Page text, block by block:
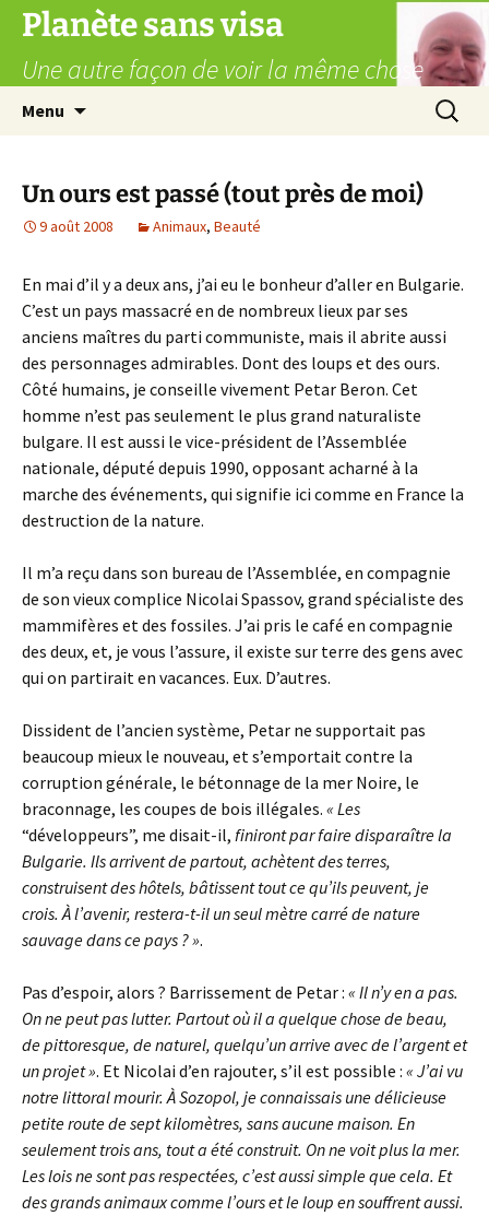
Aller
contenu
Planète sans visa
Une autre façon de voir la même chose
Menu
Un ours est passé (tout près de moi)
9 août 2008 Animaux, Beauté
En mai d’il y a deux ans, j’ai eu le bonheur d’aller en Bulgarie.
C’est un pays massacré en de nombreux lieux par ses
anciens maîtres du parti communiste, mais il abrite aussi
des personnages admirables. Dont des loups et des ours.
Côté humains, je conseille vivement Petar Beron. Cet
homme n’est pas seulement le plus grand naturaliste
bulgare. Il est aussi le vice-président de l’Assemblée
nationale, député depuis 1990, opposant acharné à la
marche des événements, qui signifie ici comme en France la
destruction de la nature.
Il m’a reçu dans son bureau de l’Assemblée, en compagnie
de son vieux complice Nicolai Spassov, grand spécialiste des
mammifères et des fossiles. J’ai pris le café en compagnie
des deux, et, je vous l’assure, il existe sur terre des gens avec
qui on partirait en vacances. Eux. D’autres.
Dissident de l’ancien système, Petar ne supportait pas
beaucoup mieux le nouveau, et s’emportait contre la
corruption générale, le bétonnage de la mer Noire, le
braconnage, les coupes de bois illégales. « Les
“développeurs”, me disait-il, finiront par faire disparaître la
Bulgarie. Ils arrivent de partout, achètent des terres,
construisent des hôtels, bâtissent tout ce qu’ils peuvent, je
crois. À l’avenir, restera-t-il un seul mètre carré de nature
sauvage dans ce pays ? ».
Pas d’espoir, alors ? Barrissement de Petar : « Il n’y en a pas.
On ne peut pas lutter. Partout où il a quelque chose de beau,
de pittoresque, de naturel, quelqu’un arrive avec de l’argent et
un projet ». Et Nicolai d’en rajouter, s’il est possible : « J’ai vu
notre littoral mourir. À Sozopol, je connaissais une délicieuse
petite route de sept kilomètres, sans aucune maison. En
seulement trois ans, tout a été construit. On ne voit plus la mer.
Les lois ne sont pas respectées, c’est aussi simple que cela. Et
des grands animaux comme l’ours et le loup en souffrent aussi.